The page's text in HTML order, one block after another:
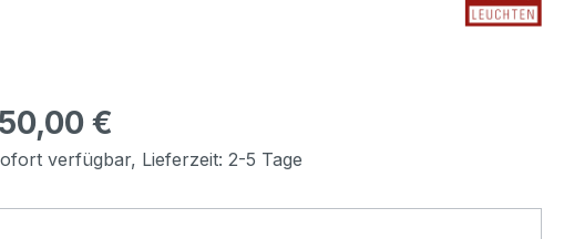
€
verfügbar, Lieferzeit: 2-5 Tage